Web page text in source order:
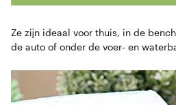
Ze zijn ideaal voor thuis, in de
de auto of onder de voer- en